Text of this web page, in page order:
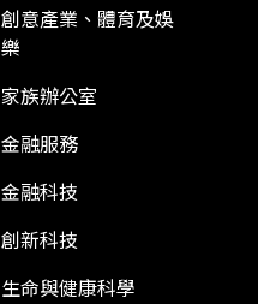
創意產業、體育及娛
樂
家族辦公室
金融服務
金融科技
創新科技
生命與健康科學